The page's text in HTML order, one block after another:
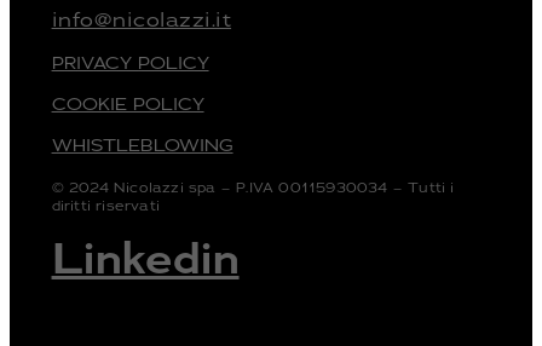
info@nicolazzi.it
PRIVACY POLICY
COOKIE POLICY
WHISTLEBLOWING
© 2024 Nicolazzi spa – P.IVA 00115930034 – Tutti i
diritti riservati
Linkedin